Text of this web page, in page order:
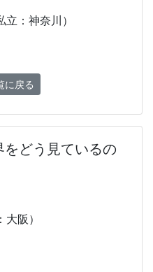
：神奈川）
に戻る
どう見ているの
阪）